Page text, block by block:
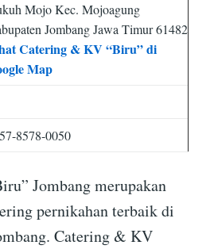
Mojo Kec. Mojoagung
Jombang Jawa Timur 61482
Catering & KV “Biru” di
Map
8578-0050
Jombang merupakan
pernikahan terbaik di
Catering & KV